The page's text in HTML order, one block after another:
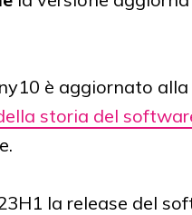
è aggiornato alla
storia del
la release del